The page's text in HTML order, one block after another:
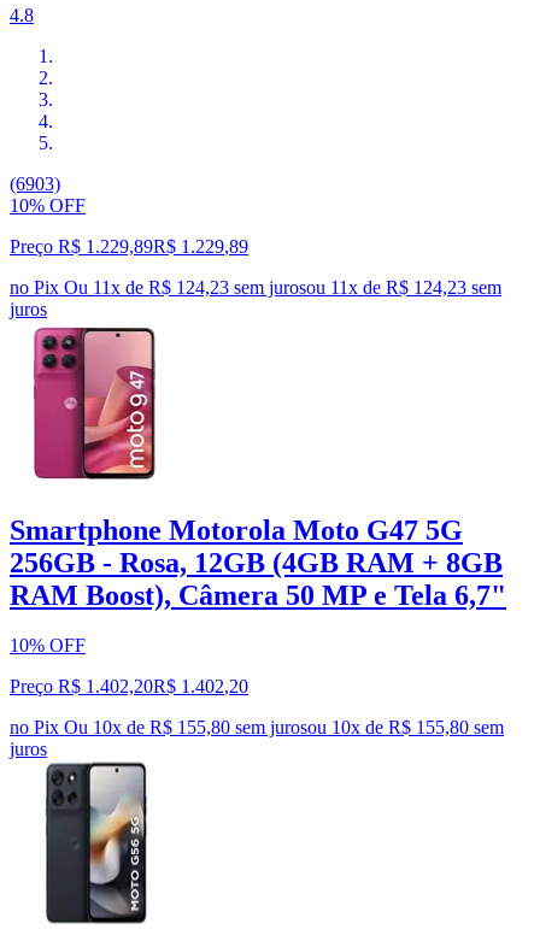
4.8
(6903)
10% OFF
Preço R$ 1.229,89R$ 1.229,89
no Pix Ou 11x de R$ 124,23 sem jurosou 11x de R$ 124,23 sem
juros
Smartphone Motorola Moto G47 5G
256GB - Rosa, 12GB (4GB RAM + 8GB
RAM Boost), Câmera 50 MP e Tela 6,7"
10% OFF
Preço R$ 1.402,20R$ 1.402,20
no Pix Ou 10x de R$ 155,80 sem jurosou 10x de R$ 155,80 sem
juros